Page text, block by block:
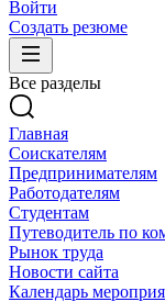
Войти
Создать резюме
Все разделы
Главная
Соискателям
Предпринимателям
Работодателям
Студентам
Путеводитель по
Рынок труда
Новости сайта
Календарь